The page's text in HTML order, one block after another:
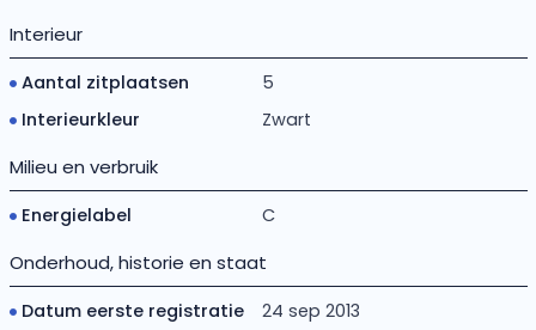
Interieur
Aantal zitplaatsen
5
Interieurkleur
Zwart
Milieu en verbruik
Energielabel C
Onderhoud, historie en staat
Datum eerste registratie
24 sep 2013